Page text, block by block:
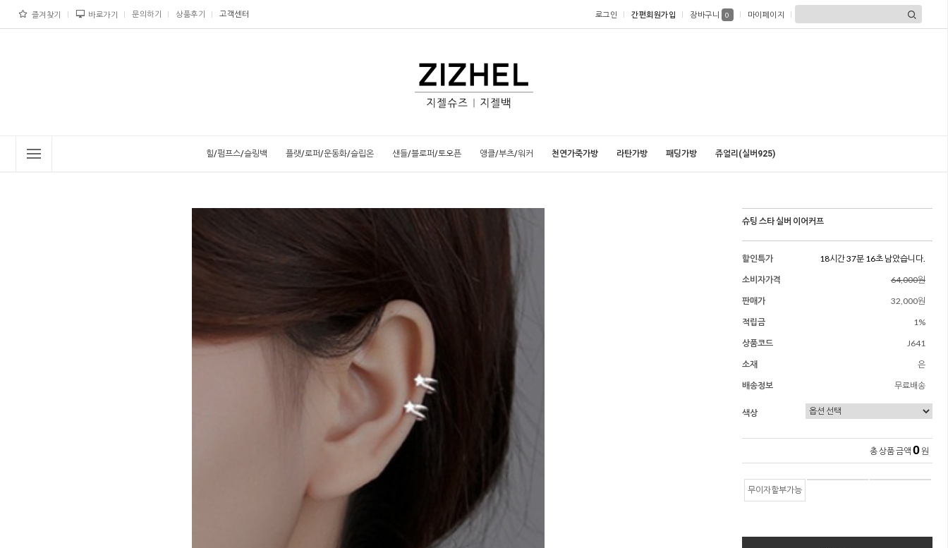
즐겨찾기 바로가기 문의하기 상품후기 고객센터 로그인 간편회원가입 장바구니 0 마이페이지
힐/펌프스/슬링백 플랫/로퍼/운동화/슬립온 샌들/블로퍼/토오픈 앵클/부츠/워커 천연가죽가방 라탄가방 패딩가방 쥬얼리(실버925)
슈팅 스타 실버 이어커프
할인특가
18시간 37분 14초 남았습니다.
소비자가격
64,000원
판매가
32,000원
적립금
1%
상품코드
J641
소재
은
배송정보
무료배송
색상
총 상품 금액 0 원
무이자할부가능